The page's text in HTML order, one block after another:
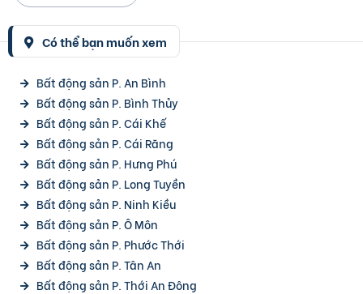
Có thể bạn muốn xem
Bất động sản P. An Bình
Bất động sản P. Bình Thủy
Bất động sản P. Cái Khế
Bất động sản P. Cái Răng
Bất động sản P. Hưng Phú
Bất động sản P. Long Tuyền
Bất động sản P. Ninh Kiều
Bất động sản P. Ô Môn
Bất động sản P. Phước Thới
Bất động sản P. Tân An
Bất động sản P. Thới An Đông